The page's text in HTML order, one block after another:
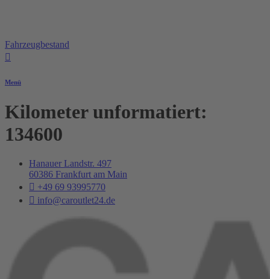
Fahrzeugbestand
Menü
Kilometer unformatiert:
134600
Hanauer Landstr. 497
60386 Frankfurt am Main
+49 69 93995770
info@caroutlet24.de